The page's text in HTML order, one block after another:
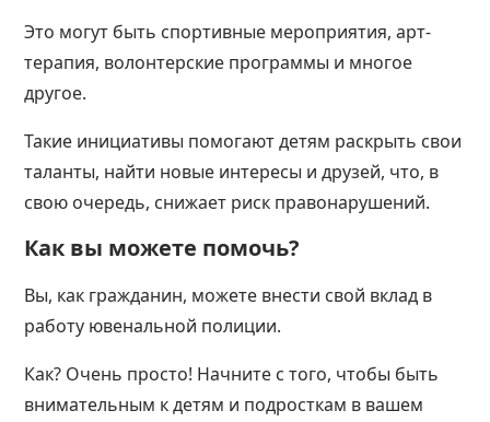
Это могут быть спортивные мероприятия, арт-
терапия, волонтерские программы и многое
другое.
Такие инициативы помогают детям раскрыть свои
таланты, найти новые интересы и друзей, что, в
свою очередь, снижает риск правонарушений.
Как вы можете помочь?
Вы, как гражданин, можете внести свой вклад в
работу ювенальной полиции.
Как? Очень просто! Начните с того, чтобы быть
внимательным к детям и подросткам в вашем